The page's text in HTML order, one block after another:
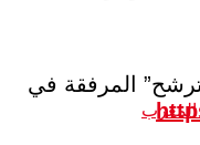
المرفقة في